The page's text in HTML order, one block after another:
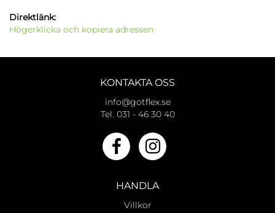
Direktlänk:
Högerklicka och kopiera adressen
KONTAKTA OSS
info@gotflex.se
Tel. 031 - 46 30 40
HANDLA
Villkor